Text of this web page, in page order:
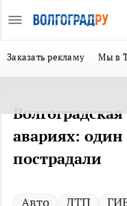
Заказать рекламу Мы в
авариях: один
пострадали
Авто ДТП